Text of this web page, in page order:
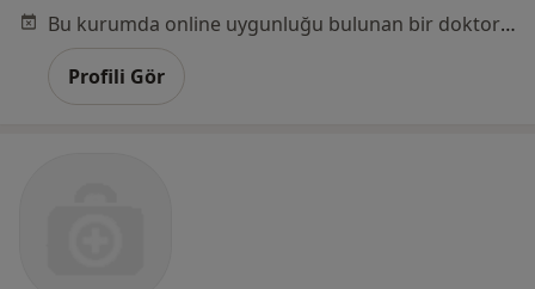
Bu kurumda online uygunluğu bulunan bir doktor veya uzman bulunamadı
Profili Gör